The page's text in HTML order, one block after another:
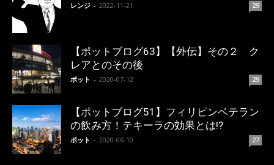
レンジ - 2022-11-21 29
【ポットブログ63】【外伝】その２ ク
レアとのその後
ポット - 2020-07-12 29
【ポットブログ51】フィリピンベテラン
の飲み方！テキーラの効果とは!?
ポット - 2020-06-10 27